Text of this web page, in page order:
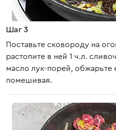
Шаг 3
Поставьте сковороду на
растопите в ней 1 ч.л.
масло лук-порей, обжарьте
помешивая.